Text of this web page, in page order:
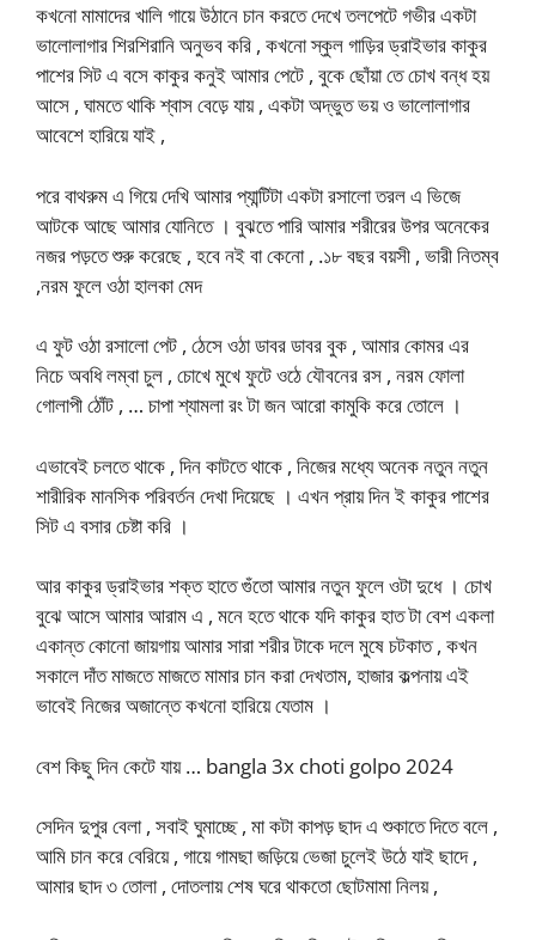
কখনো মামাদের খালি গায়ে উঠানে চান করতে দেখে তলপেটে গভীর একটা
ভালোলাগার শিরশিরানি অনুভব করি , কখনো স্কুল গাড়ির ড্রাইভার কাকুর
পাশের সিট এ বসে কাকুর কনুই আমার পেটে , বুকে ছোঁয়া তে চোখ বন্ধ হয়
আসে , ঘামতে থাকি শ্বাস বেড়ে যায় , একটা অদ্ভুত ভয় ও ভালোলাগার
আবেশে হারিয়ে যাই ,
পরে বাথরুম এ গিয়ে দেখি আমার প্যান্টিটা একটা রসালো তরল এ ভিজে
আটকে আছে আমার যোনিতে । বুঝতে পারি আমার শরীরের উপর অনেকের
নজর পড়তে শুরু করেছে , হবে নই বা কেনো , .১৮ বছর বয়সী , ভারী নিতম্ব
,নরম ফুলে ওঠা হালকা মেদ
এ ফুট ওঠা রসালো পেট , ঠেসে ওঠা ডাবর ডাবর বুক , আমার কোমর এর
নিচে অবধি লম্বা চুল , চোখে মুখে ফুটে ওঠে যৌবনের রস , নরম ফোলা
গোলাপী ঠোঁট , … চাপা শ্যামলা রং টা জন আরো কামুকি করে তোলে ।
এভাবেই চলতে থাকে , দিন কাটতে থাকে , নিজের মধ্যে অনেক নতুন নতুন
শারীরিক মানসিক পরিবর্তন দেখা দিয়েছে । এখন প্রায় দিন ই কাকুর পাশের
সিট এ বসার চেষ্টা করি ।
আর কাকুর ড্রাইভার শক্ত হাতে গুঁতো আমার নতুন ফুলে ওটা দুধে । চোখ
বুঝে আসে আমার আরাম এ , মনে হতে থাকে যদি কাকুর হাত টা বেশ একলা
একান্ত কোনো জায়গায় আমার সারা শরীর টাকে দলে মুষে চটকাত , কখন
সকালে দাঁত মাজতে মাজতে মামার চান করা দেখতাম, হাজার কল্পনায় এই
ভাবেই নিজের অজান্তে কখনো হারিয়ে যেতাম ।
বেশ কিছু দিন কেটে যায় … bangla 3x choti golpo 2024
সেদিন দুপুর বেলা , সবাই ঘুমাচ্ছে , মা কটা কাপড় ছাদ এ শুকাতে দিতে বলে ,
আমি চান করে বেরিয়ে , গায়ে গামছা জড়িয়ে ভেজা চুলেই উঠে যাই ছাদে ,
আমার ছাদ ৩ তোলা , দোতলায় শেষ ঘরে থাকতো ছোটমামা নিলয় ,